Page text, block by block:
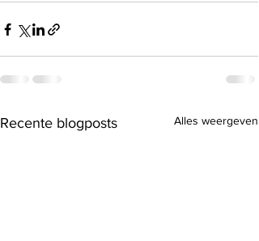
Recente blogposts Alles weergeven